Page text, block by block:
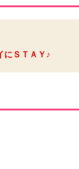
にＳＴＡＹ♪